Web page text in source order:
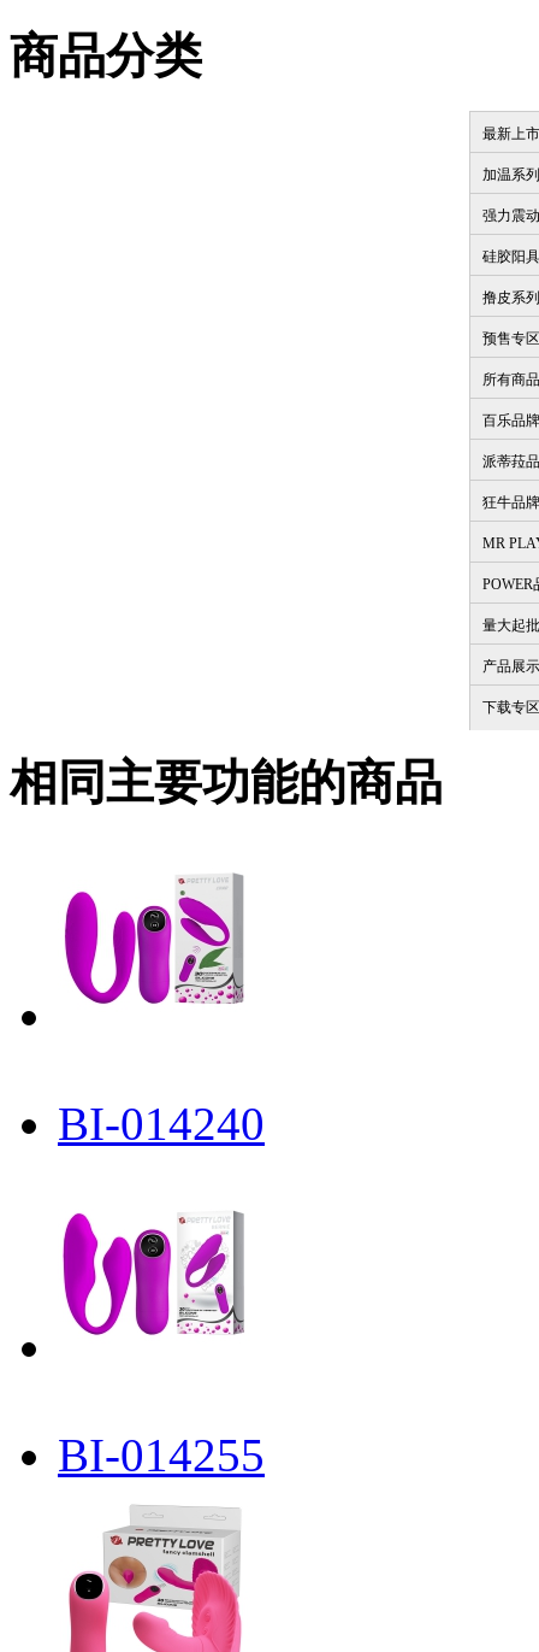
商品分类
最新上市
加温系列
强力震动
硅胶阳具
撸皮系列
预售专区
所有商品
百乐品牌
派蒂菈
狂牛品牌
MR
POWER
量大起批
产品展
下载专区
相同主要功能的商品
BI-014240
BI-014255